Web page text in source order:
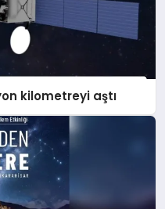
kilometreyi aştı